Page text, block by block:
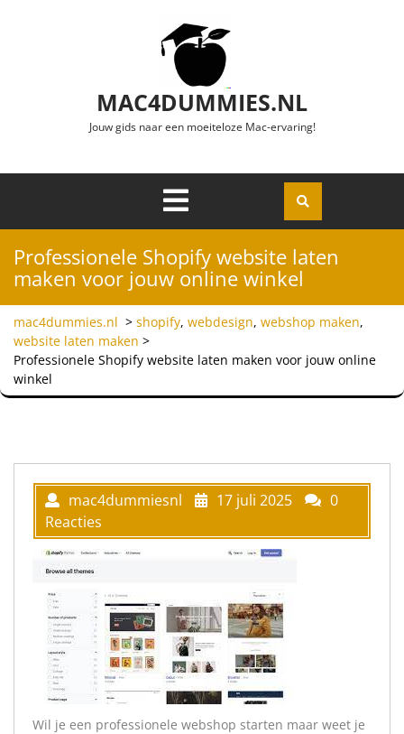
MAC4DUMMIES.NL
Jouw gids naar een moeiteloze Mac-ervaring!
Openen
Professionele Shopify website laten
maken voor jouw online winkel
mac4dummies.nl > shopify, webdesign, webshop maken,
website laten maken >
Professionele Shopify website laten maken voor jouw online
winkel
mac4dummiesnl 17 juli 2025
0
Reacties
Wil je een professionele webshop starten maar weet je